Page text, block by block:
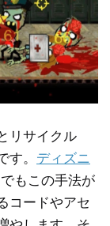
リサイクル
。 ディズニ
もこの手法が
コードやアセ